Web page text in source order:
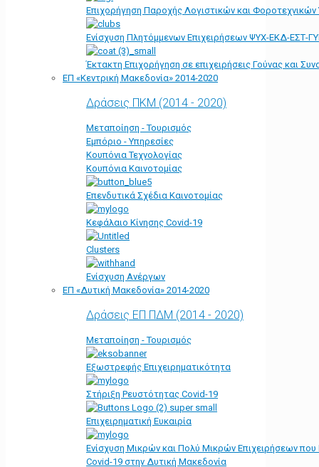
Επιχορήγηση Παροχής Λογιστικών και
Ενίσχυση Πλητόμμενων Επιχειρήσεων ΨΥΧ-ΕΚΔ-ΕΣΤ-
Έκτακτη Επιχορήγηση σε επιχειρήσεις Γούνας και
ΕΠ «Kεντρική Μακεδονία» 2014-2020
Δράσεις ΠΚΜ (2014 - 2020)
Μεταποίηση - Τουρισμός
Εμπόριο - Υπηρεσίες
Κουπόνια Τεχνολογίας
Κουπόνια Καινοτομίας
Επενδυτικά Σχέδια Καινοτομίας
Κεφάλαιο Κίνησης Covid-19
Clusters
Ενίσχυση Ανέργων
ΕΠ «Δυτική Μακεδονία» 2014-2020
Δράσεις ΕΠ ΠΔΜ (2014 - 2020)
Μεταποίηση - Τουρισμός
Εξωστρεφής Επιχειρηματικότητα
Στήριξη Ρευστότητας Covid-19
Επιχειρηματική Ευκαιρία
Ενίσχυση Μικρών και Πολύ Μικρών Επιχειρήσεων
Covid-19 στην Δυτική Μακεδονία